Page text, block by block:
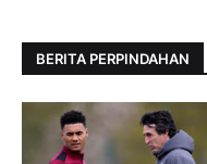
BERITA PERPINDAHAN